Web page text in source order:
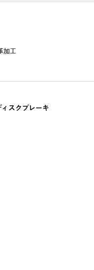
加工
スクブレーキ